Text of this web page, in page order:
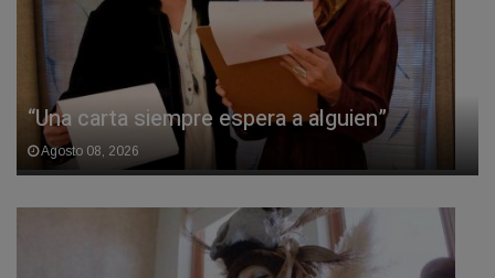
“Una carta siempre espera a alguien”
Agosto 08, 2026